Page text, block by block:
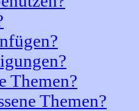
Themen?
Themen?